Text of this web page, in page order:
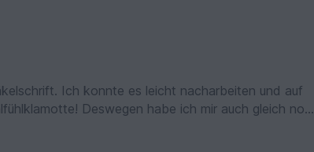
Ich konnte es leicht nacharbeiten und auf
Deswegen habe ich mir auch gleich noch
Dank für diese tolle Anleitung!